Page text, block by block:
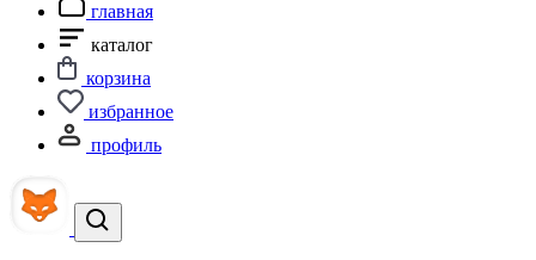
главная
каталог
корзина
избранное
профиль